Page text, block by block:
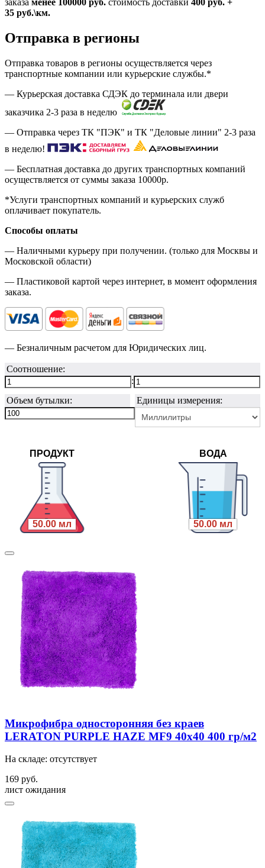
заказа менее 100000 руб. стоимость доставки 400 руб. +
35 руб.\км.
Отправка в регионы
Отправка товаров в регионы осуществляется через
транспортные компании или курьерские службы.*
— Курьерская доставка СДЭК до терминала или двери
заказчика 2-3 раза в неделю
— Отправка через ТК "ПЭК" и ТК "Деловые линии" 2-3 раза
в неделю!
— Бесплатная доставка до других транспортных компаний
осуществляется от суммы заказа 10000р.
*Услуги транспортных компаний и курьерских служб
оплачивает покупатель.
Способы оплаты
— Наличными курьеру при получении. (только для Москвы и
Московской области)
— Пластиковой картой через интернет, в момент оформления
заказа.
— Безналичным расчетом для Юридических лиц.
Соотношение:
:
Объем бутылки:
Единицы измерения:
ПРОДУКТ
50.00 мл
ВОДА
50.00 мл
Микрофибра односторонняя без краев
LERATON PURPLE HAZE MF9 40x40 400 гр/м2
На складе: отсутствует
169 руб.
лист ожидания